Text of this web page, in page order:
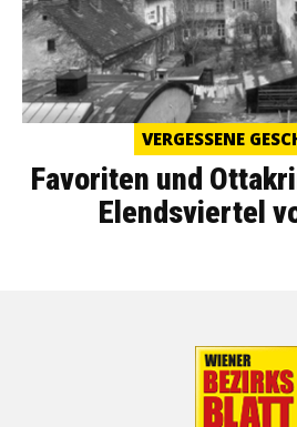
VERGESSENE
Favoriten und
Elendsviertel